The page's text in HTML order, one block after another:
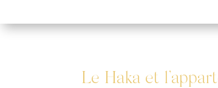
Le Haka et